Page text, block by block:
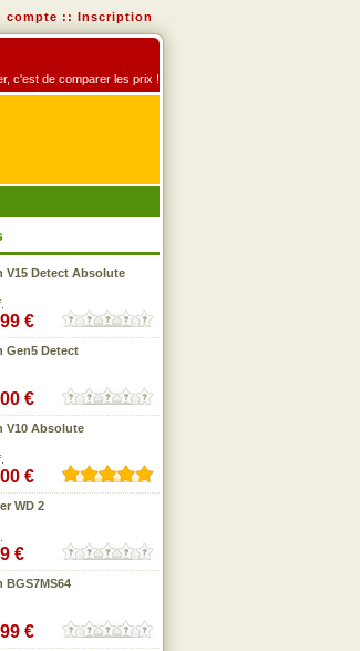
compte :: Inscription
c'est de comparer les prix !
V15 Detect Absolute
€
Gen5 Detect
€
V10 Absolute
€
WD 2
€
BGS7MS64
€